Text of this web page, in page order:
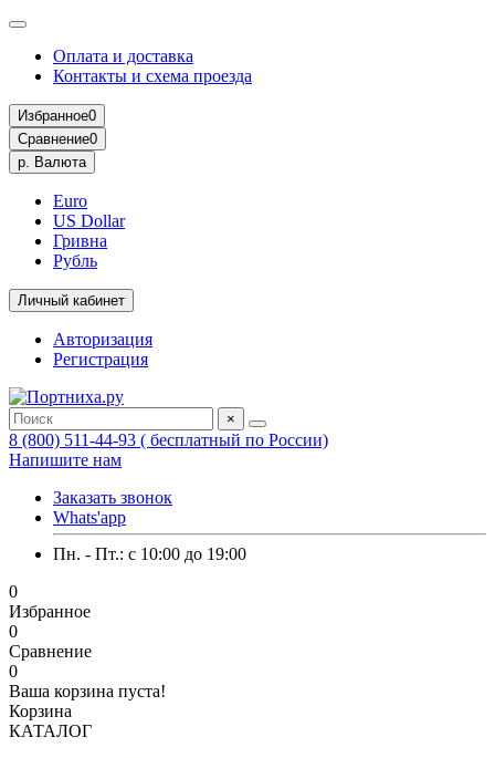
Оплата и доставка
Контакты и схема проезда
Избранное0
Сравнение0
р. Валюта
Euro
US Dollar
Гривна
Рубль
Личный кабинет
Авторизация
Регистрация
×
8 (800) 511-44-93 ( бесплатный по России)
Напишите нам
Заказать звонок
Whats'app
Пн. - Пт.: c 10:00 до 19:00
0
Избранное
0
Сравнение
0
Ваша корзина пуста!
Корзина
КАТАЛОГ